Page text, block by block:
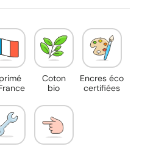
Coton
bio
Encres éco
certifiées